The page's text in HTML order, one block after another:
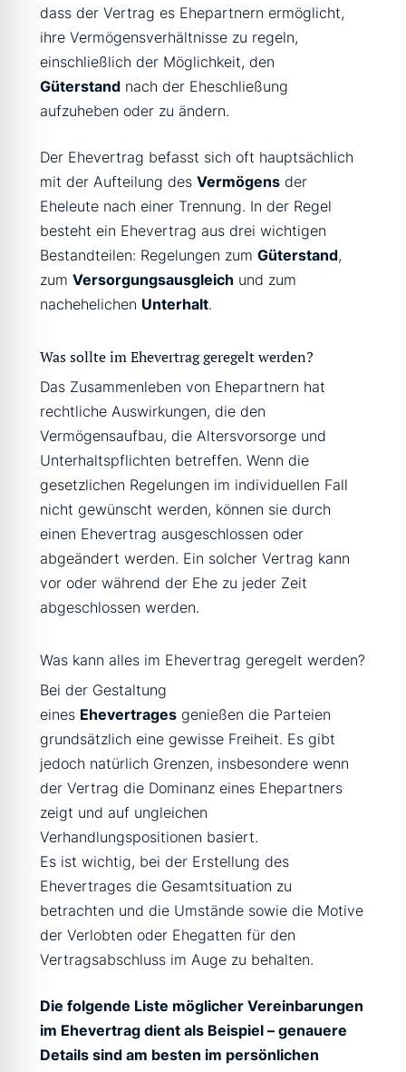
dass der Vertrag es Ehepartnern ermöglicht,
ihre Vermögensverhältnisse zu regeln,
einschließlich der Möglichkeit, den
Güterstand nach der Eheschließung
aufzuheben oder zu ändern.
Der Ehevertrag befasst sich oft hauptsächlich
mit der Aufteilung desVermögens der
Eheleute nach einer Trennung. In der Regel
besteht ein Ehevertrag aus drei wichtigen
Bestandteilen: Regelungen zumGüterstand,
zumVersorgungsausgleich und zum
nachehelichen Unterhalt.
Was sollte im Ehevertrag geregelt werden?
Das Zusammenleben von Ehepartnern hat
rechtliche Auswirkungen, die den
Vermögensaufbau, die Altersvorsorge und
Unterhaltspflichten betreffen. Wenn die
gesetzlichen Regelungen im individuellen Fall
nicht gewünscht werden, können sie durch
einen Ehevertrag ausgeschlossen oder
abgeändert werden. Ein solcher Vertrag kann
vor oder während der Ehe zu jeder Zeit
abgeschlossen werden.
Was kann alles im Ehevertrag geregelt werden?
Bei der Gestaltung
eines Ehevertrages genießen die Parteien
grundsätzlich eine gewisse Freiheit. Es gibt
jedoch natürlich Grenzen, insbesondere wenn
der Vertrag die Dominanz eines Ehepartners
zeigt und auf ungleichen
Verhandlungspositionen basiert.
Es ist wichtig, bei der Erstellung des
Ehevertrages die Gesamtsituation zu
betrachten und die Umstände sowie die Motive
der Verlobten oder Ehegatten für den
Vertragsabschluss im Auge zu behalten.
Die folgende Liste möglicher Vereinbarungen
im Ehevertrag dient als Beispiel – genauere
Details sind am besten im persönlichen